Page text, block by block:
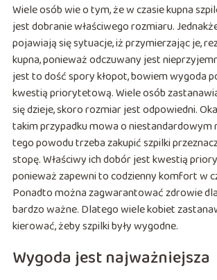
Wiele osób wie o tym, że w czasie kupna
jest dobranie właściwego rozmiaru.
pojawiają się sytuacje, iż przymierzając je,
kupna, ponieważ odczuwany jest
jest to dość spory kłopot, bowiem wygoda
kwestią priorytetową. Wiele osób
się dzieje, skoro rozmiar jest odpowiedni.
takim przypadku mowa o niestandardowym
tego powodu trzeba zakupić szpilki
stopę. Właściwy ich dobór jest kwestią
ponieważ zapewni to codzienny komfort w
Ponadto można zagwarantować zdrowie
bardzo ważne. Dlatego wiele kobiet
kierować, żeby szpilki były wygodne.
Wygoda jest najważniejsza